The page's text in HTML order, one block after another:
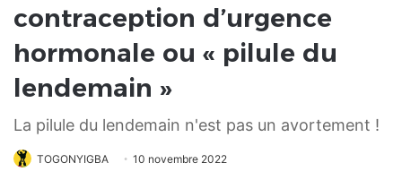
contraception d’urgence
hormonale ou « pilule du
lendemain »
La pilule du lendemain n'est pas un avortement !
TOGONYIGBA 10 novembre 2022